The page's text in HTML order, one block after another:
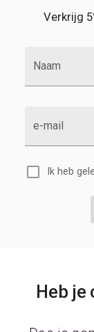
Verkrijg
Naam
e-mail
Ik heb
Heb je